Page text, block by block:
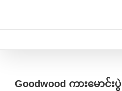
Larger
Goodwood ကားမောင်